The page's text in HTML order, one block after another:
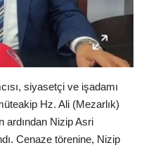
siyasetçi ve işadamı
Hz. Ali (Mezarlık)
ardından Nizip Asri
Cenaze törenine, Nizip